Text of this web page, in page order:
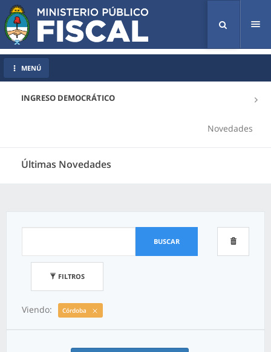
INGRESO DEMOCRÁTICO
Novedades
Últimas Novedades
MENÚ
BUSCAR
FILTROS
Viendo: Córdoba